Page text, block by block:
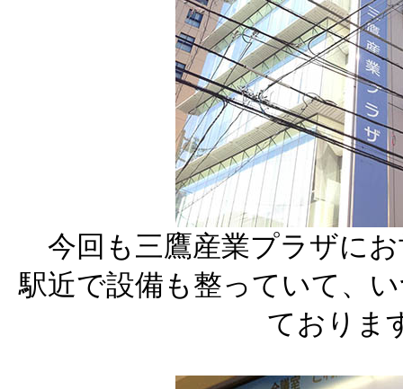
今回も三鷹産業プラザに
駅近で設備も整っていて、
ておりま